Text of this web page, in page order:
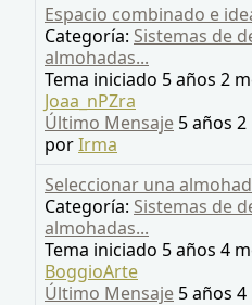
Espacio combinado e
Categoría: Sistemas de
almohadas...
Tema iniciado 5 años 2
Joaa_nPZra
Último Mensaje 5 años
porIrma
Seleccionar una
Categoría: Sistemas de
almohadas...
Tema iniciado 5 años 4
BoggioArte
Último Mensaje 5 años